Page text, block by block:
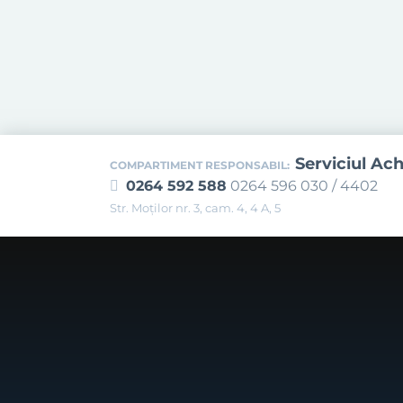
COMPARTIMENT RESPONSABIL: Serviciul
0264 592 588 0264 596 030 / 4402
Str. Moţilor nr. 3, cam. 4, 4 A, 5